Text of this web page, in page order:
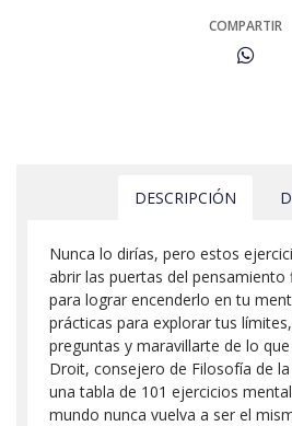
COMPARTIR
DESCRIPCIÓN
Nunca lo dirías, pero estos
abrir las puertas del pensamiento
para lograr encenderlo en tu
prácticas para explorar tus
preguntas y maravillarte de lo
Droit, consejero de Filosofía de la
una tabla de 101 ejercicios
mundo nunca vuelva a ser el